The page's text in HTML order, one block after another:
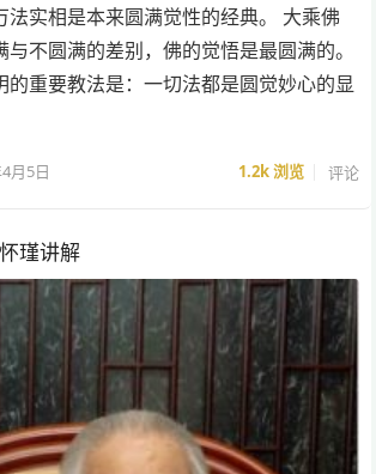
法实相是本来圆满觉性的经典。 大乘佛
不圆满的差别，佛的觉悟是最圆满的。
的重要教法是：一切法都是圆觉妙心的显
月5日 1.2k浏览 评论
瑾讲解